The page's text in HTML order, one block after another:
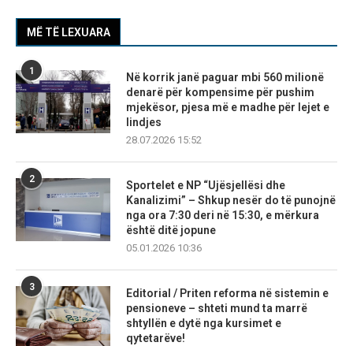
MË TË LEXUARA
1
Në korrik janë paguar mbi 560 milionë
denarë për kompensime për pushim
mjekësor, pjesa më e madhe për lejet e
lindjes
28.07.2026 15:52
2
Sportelet e NP “Ujësjellësi dhe
Kanalizimi” – Shkup nesër do të punojnë
nga ora 7:30 deri në 15:30, e mërkura
është ditë jopune
05.01.2026 10:36
3
Editorial / Priten reforma në sistemin e
pensioneve – shteti mund ta marrë
shtyllën e dytë nga kursimet e
qytetarëve!